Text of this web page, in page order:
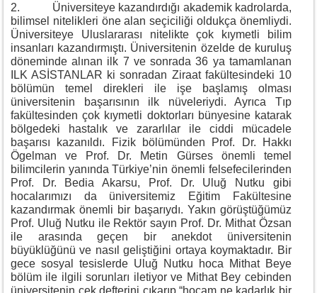
2. Üniversiteye kazandırdığı akademik kadrolarda,
bilimsel nitelikleri öne alan seçiciliği oldukça önemliydi.
Üniversiteye Uluslararası nitelikte çok kıymetli bilim
insanları kazandırmıştı. Üniversitenin özelde de kuruluş
döneminde alınan ilk 7 ve sonrada 36 ya tamamlanan
ILK ASİSTANLAR ki sonradan Ziraat fakültesindeki 10
bölümün temel direkleri ile işe başlamış olması
üniversitenin başarısının ilk nüveleriydi. Ayrıca Tıp
fakültesinden çok kıymetli doktorları bünyesine katarak
bölgedeki hastalık ve zararlılar ile ciddi mücadele
başarısı kazanıldı. Fizik bölümünden Prof. Dr. Hakkı
Ögelman ve Prof. Dr. Metin Gürses önemli temel
bilimcilerin yanında Türkiye’nin önemli felsefecilerinden
Prof. Dr. Bedia Akarsu, Prof. Dr. Uluğ Nutku gibi
hocalarımızı da üniversitemiz Eğitim Fakültesine
kazandırmak önemli bir başarıydı. Yakın görüştüğümüz
Prof. Uluğ Nutku ile Rektör sayın Prof. Dr. Mithat Özsan
ile arasında geçen bir anekdot üniversitenin
büyüklüğünü ve nasıl geliştiğini ortaya koymaktadır. Bir
gece sosyal tesislerde Uluğ Nutku hoca Mithat Beye
bölüm ile ilgili sorunları iletiyor ve Mithat Bey cebinden
üniversitenin çek defterini çıkarıp “hocam ne kadarlık bir